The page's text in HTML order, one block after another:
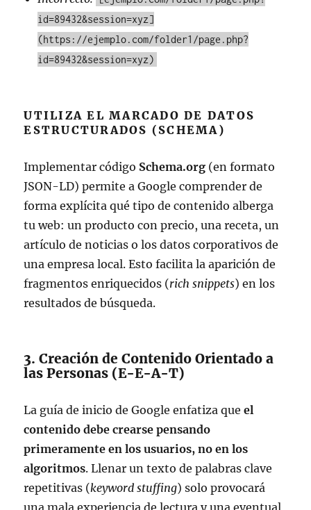
id=89432&session=xyz]
(https://ejemplo.com/folder1/page.php?
id=89432&session=xyz)
UTILIZA EL MARCADO DE DATOS
ESTRUCTURADOS (SCHEMA)
Implementar código Schema.org (en formato
JSON-LD) permite a Google comprender de
forma explícita qué tipo de contenido alberga
tu web: un producto con precio, una receta, un
artículo de noticias o los datos corporativos de
una empresa local. Esto facilita la aparición de
fragmentos enriquecidos (rich snippets) en los
resultados de búsqueda.
3. Creación de Contenido Orientado a
las Personas (E-E-A-T)
La guía de inicio de Google enfatiza queel
contenido debe crearse pensando
primeramente en los usuarios, no en los
algoritmos. Llenar un texto de palabras clave
repetitivas (keyword stuffing) solo provocará
una mala experiencia de lectura y una eventual